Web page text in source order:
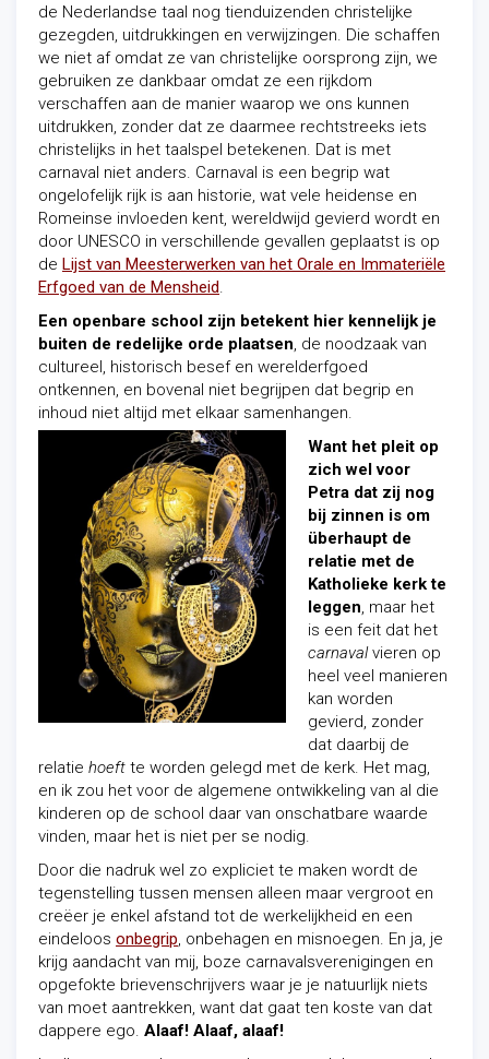
de Nederlandse taal nog tienduizenden christelijke
gezegden, uitdrukkingen en verwijzingen. Die schaffen
we niet af omdat ze van christelijke oorsprong zijn, we
gebruiken ze dankbaar omdat ze een rijkdom
verschaffen aan de manier waarop we ons kunnen
uitdrukken, zonder dat ze daarmee rechtstreeks iets
christelijks in het taalspel betekenen. Dat is met
carnaval niet anders. Carnaval is een begrip wat
ongelofelijk rijk is aan historie, wat vele heidense en
Romeinse invloeden kent, wereldwijd gevierd wordt en
door UNESCO in verschillende gevallen geplaatst is op
de Lijst van Meesterwerken van het Orale en Immateriële
Erfgoed van de Mensheid.
Een openbare school zijn betekent hier kennelijk je
buiten de redelijke orde plaatsen, de noodzaak van
cultureel, historisch besef en werelderfgoed
ontkennen, en bovenal niet begrijpen dat begrip en
inhoud niet altijd met elkaar samenhangen.
Want het pleit op
zich wel voor
Petra dat zij nog
bij zinnen is om
überhaupt de
relatie met de
Katholieke kerk te
leggen, maar het
is een feit dat het
carnavalvieren op
heel veel manieren
kan worden
gevierd, zonder
dat daarbij de
relatie hoeft te worden gelegd met de kerk. Het mag,
en ik zou het voor de algemene ontwikkeling van al die
kinderen op de school daar van onschatbare waarde
vinden, maar het is niet per se nodig.
Door die nadruk wel zo expliciet te maken wordt de
tegenstelling tussen mensen alleen maar vergroot en
creëer je enkel afstand tot de werkelijkheid en een
eindeloos onbegrip, onbehagen en misnoegen. En ja, je
krijg aandacht van mij, boze carnavalsverenigingen en
opgefokte brievenschrijvers waar je je natuurlijk niets
van moet aantrekken, want dat gaat ten koste van dat
dappere ego. Alaaf! Alaaf, alaaf!